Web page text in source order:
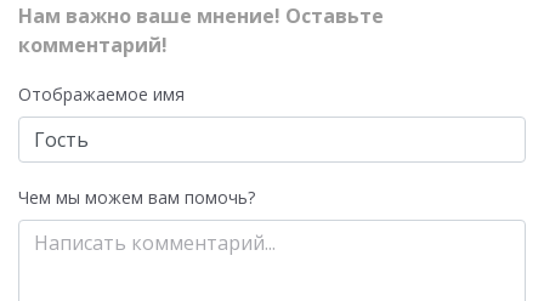
Нам важно ваше мнение! Оставьте
комментарий!
Отображаемое имя
Чем мы можем вам помочь?